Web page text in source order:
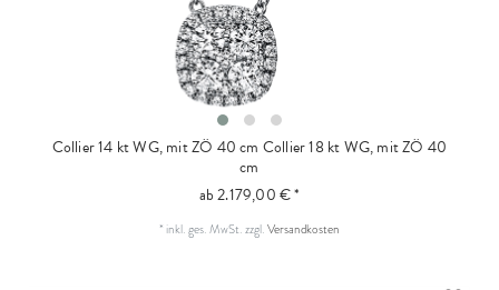
Collier 14 kt WG, mit ZÖ 40 cm Collier 18 kt WG, mit ZÖ 40
cm
ab 2.179,00 € *
* inkl. ges. MwSt.zzgl.Versandkosten